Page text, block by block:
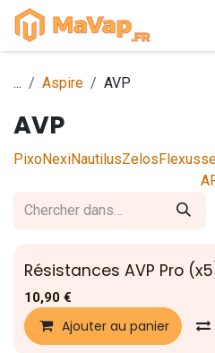
Se rendre au contenu
... Aspire AVP
AVP
PixoNexiNautilusZelosFlexus
Résistances AVP Pro
10,90 €
Ajouter au panier